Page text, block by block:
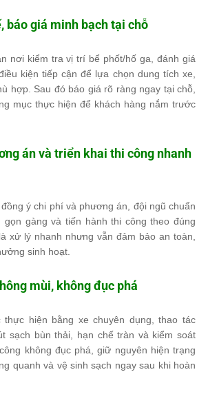
báo giá minh bạch tại chỗ
nơi kiểm tra vị trí bể phốt/hố ga, đánh giá
kiện tiếp cận để lựa chọn dung tích xe,
hợp. Sau đó báo giá rõ ràng ngay tại chỗ,
mục thực hiện để khách hàng nắm trước
án và triển khai thi công nhanh
ý chi phí và phương án, đội ngũ chuẩn
gọn gàng và tiến hành thi công theo đúng
xử lý nhanh nhưng vẫn đảm bảo an toàn,
sinh hoạt.
mùi, không đục phá
hiện bằng xe chuyên dụng, thao tác
sạch bùn thải, hạn chế tràn và kiểm soát
không đục phá, giữ nguyên hiện trạng
quanh và vệ sinh sạch ngay sau khi hoàn